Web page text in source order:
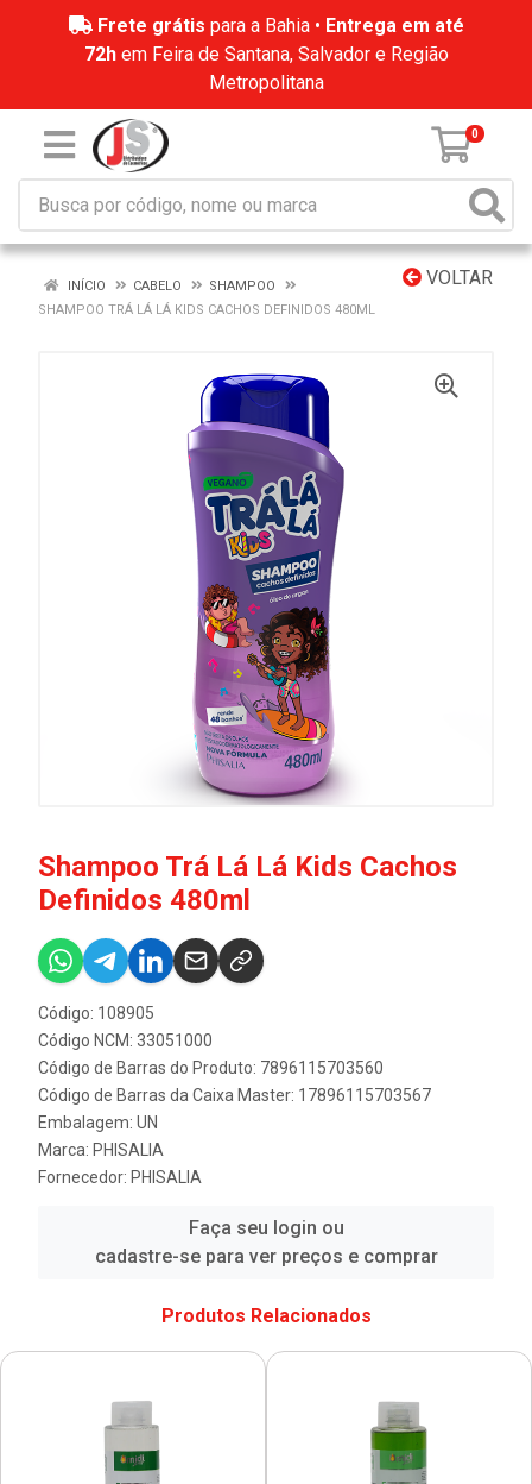
Frete grátis para a Bahia • Entrega em até
72hem Feira de Santana, Salvador e Região
Metropolitana
0
VOLTAR
INÍCIO CABELO
SHAMPOO
SHAMPOO TRÁ LÁ LÁ KIDS CACHOS DEFINIDOS 480ML
Shampoo Trá Lá Lá Kids Cachos
Definidos 480ml
Código: 108905
Código NCM: 33051000
Código de Barras do Produto: 7896115703560
Código de Barras da Caixa Master: 17896115703567
Embalagem: UN
Marca: PHISALIA
Fornecedor: PHISALIA
Faça seu login ou
cadastre-se para ver preços e comprar
Produtos Relacionados